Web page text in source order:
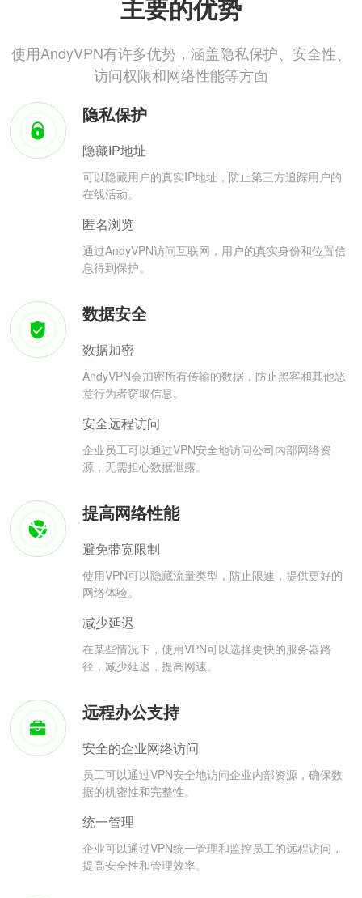
主要的优势
使用AndyVPN有许多优势，涵盖隐私保护、安全性、
访问权限和网络性能等方面
隐私保护
隐藏IP地址
可以隐藏用户的真实IP地址，防止第三方追踪用户的
在线活动。
匿名浏览
通过AndyVPN访问互联网，用户的真实身份和位置信
息得到保护。
数据安全
数据加密
AndyVPN会加密所有传输的数据，防止黑客和其他恶
意行为者窃取信息。
安全远程访问
企业员工可以通过VPN安全地访问公司内部网络资
源，无需担心数据泄露。
提高网络性能
避免带宽限制
使用VPN可以隐藏流量类型，防止限速，提供更好的
网络体验。
减少延迟
在某些情况下，使用VPN可以选择更快的服务器路
径，减少延迟，提高网速。
远程办公支持
安全的企业网络访问
员工可以通过VPN安全地访问企业内部资源，确保数
据的机密性和完整性。
统一管理
企业可以通过VPN统一管理和监控员工的远程访问，
提高安全性和管理效率。